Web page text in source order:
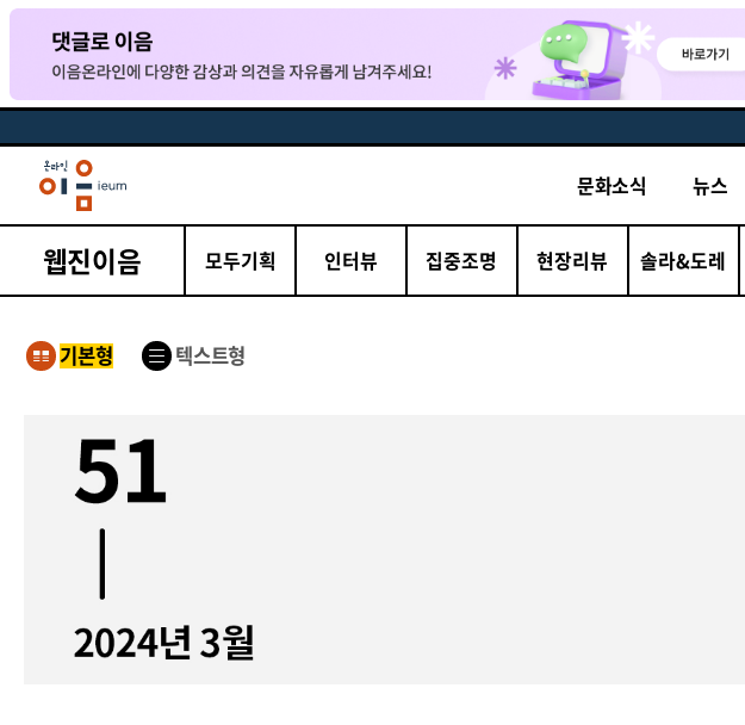
문화소식 뉴스
웹진이음 모두기획 인터뷰 집중조명 현장리뷰 솔라&도레
기본형 텍스트형